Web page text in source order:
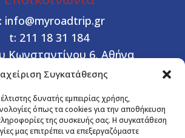
Συγκατάθεσης
δυνατής εμπειρίας χρήσης,
όπως τα cookies για την αποθήκευση
της συσκευής σας. Η συγκατάθεση
μας επιτρέπει να επεξεργαζόμαστε
info@myroadtrip.gr
t: 211 18 31 184
Κωνσταντίνου 6, Αθήνα

Σύνδεσμοι
Όροι συμμετοχής
Κράτησης